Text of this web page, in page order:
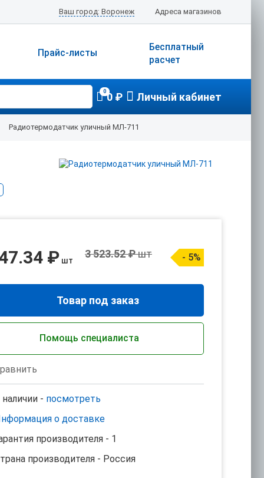
Адреса магазинов
Ваш город: Воронеж
Бесплатный
расчет
Прайс-листы
00 ₽ Личный кабинет
Радиотермодатчик уличный МЛ-711
₽ шт
3 523.52 ₽шт - 5%
Товар под заказ
Помощь специалиста
- посмотреть
о доставке
производителя - 1
производителя - Россия